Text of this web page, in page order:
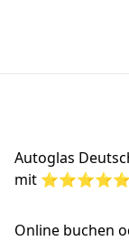
Autoglas
mit ⭐⭐⭐⭐⭐
Online buchen